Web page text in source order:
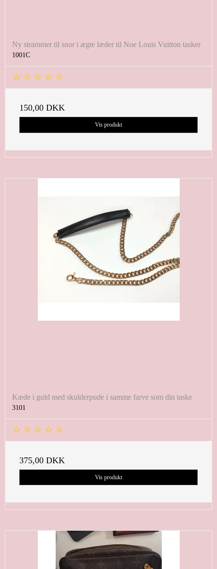
Ny strammer til snor i ægte læder til Noe Louis Vuitton tasker
1001C
150,00 DKK
Vis produkt
Kæde i guld med skulderpude i samme farve som din taske
3101
375,00 DKK
Vis produkt